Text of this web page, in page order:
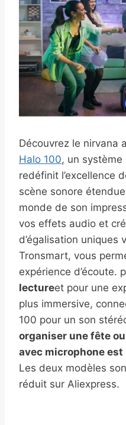
Découvrez le nirvana
Halo 100, un système
redéfinit l’excellence
scène sonore
monde de son
vos effets audio et
d’égalisation uniques
Tronsmart, vous
expérience d’écoute.
lectureet pour une
plus immersive,
100 pour un son
organiser une fête
avec microphone
Les deux modèles
réduit sur Aliexpress.